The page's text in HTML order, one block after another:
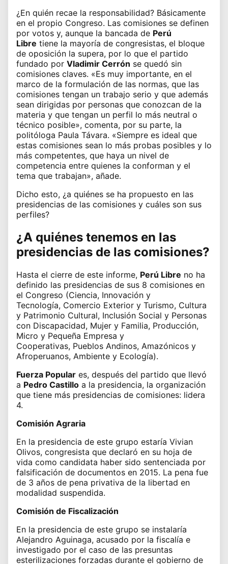
¿En quién recae la responsabilidad? Básicamente
en el propio Congreso. Las comisiones se definen
por votos y, aunque la bancada de Perú
Libre tiene la mayoría de congresistas, el bloque
de oposición la supera, por lo que el partido
fundado por Vladimir Cerrón se quedó sin
comisiones claves. «Es muy importante, en el
marco de la formulación de las normas, que las
comisiones tengan un trabajo serio y que además
sean dirigidas por personas que conozcan de la
materia y que tengan un perfil lo más neutral o
técnico posible», comenta, por su parte, la
politóloga Paula Távara. «Siempre es ideal que
estas comisiones sean lo más probas posibles y lo
más competentes, que haya un nivel de
competencia entre quienes la conforman y el
tema que trabajan», añade.
Dicho esto, ¿a quiénes se ha propuesto en las
presidencias de las comisiones y cuáles son sus
perfiles?
¿A quiénes tenemos en las
presidencias de las comisiones?
Hasta el cierre de este informe, Perú Libre no ha
definido las presidencias de sus 8 comisiones en
el Congreso (Ciencia, Innovación y
Tecnología, Comercio Exterior y Turismo, Cultura
y Patrimonio Cultural, Inclusión Social y Personas
con Discapacidad, Mujer y Familia, Producción,
Micro y Pequeña Empresa y
Cooperativas, Pueblos Andinos, Amazónicos y
Afroperuanos, Ambiente y Ecología).
Fuerza Popular es, después del partido que llevó
a Pedro Castillo a la presidencia, la organización
que tiene más presidencias de comisiones: lidera
4.
Comisión Agraria
En la presidencia de este grupo estaría Vivian
Olivos, congresista que declaró en su hoja de
vida como candidata haber sido sentenciada por
falsificación de documentos en 2015. La pena fue
de 3 años de pena privativa de la libertad en
modalidad suspendida.
Comisión de Fiscalización
En la presidencia de este grupo se instalaría
Alejandro Aguinaga, acusado por la fiscalía e
investigado por el caso de las presuntas
esterilizaciones forzadas durante el gobierno de